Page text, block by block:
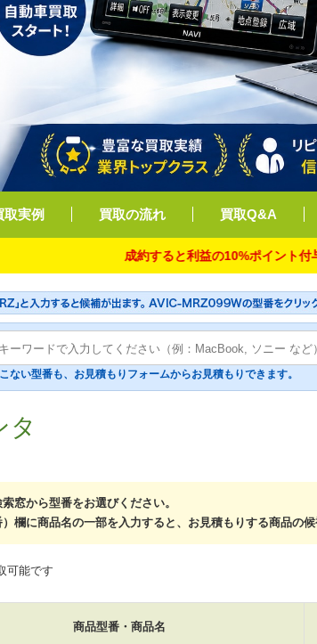
取実例 買取の流れ 買取Q&A
成約すると利益の10%ポイント付与
ない型番も、お見積もりフォームからお見積もりできます。
タ
窓から型番をお選びください。
欄に商品名の一部を入力すると、お見積もりする商品の候
可能です
商品型番・商品名